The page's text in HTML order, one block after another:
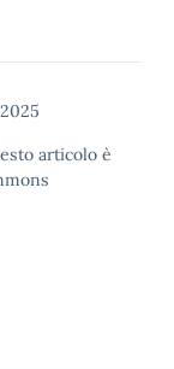
articolo è